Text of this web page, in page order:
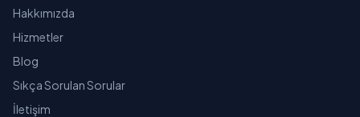
Hakkımızda
Hizmetler
Blog
Sıkça Sorulan Sorular
İletişim